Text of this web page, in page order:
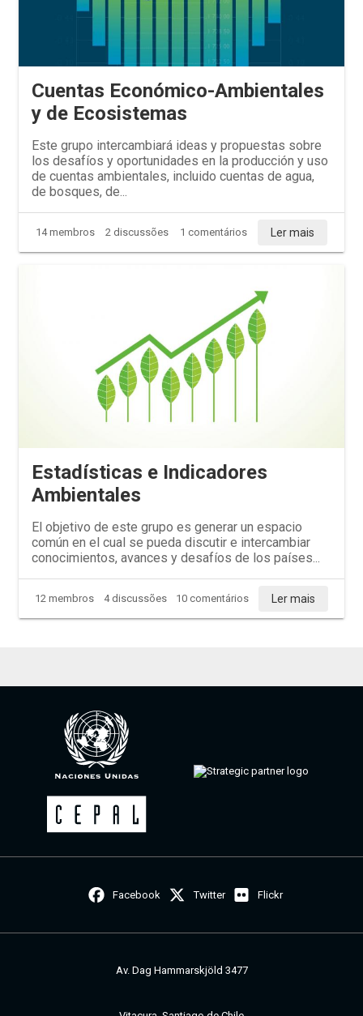
Cuentas Económico-Ambientales
y de Ecosistemas
Este grupo intercambiará ideas y propuestas sobre
los desafíos y oportunidades en la producción y uso
de cuentas ambientales, incluido cuentas de agua,
de bosques, de...
14 membros 2 discussões 1 comentários Ler mais
Estadísticas e Indicadores
Ambientales
El objetivo de este grupo es generar un espacio
común en el cual se pueda discutir e intercambiar
conocimientos, avances y desafíos de los países...
12 membros 4 discussões 10 comentários Ler mais
Facebook Twitter Flickr
Av. Dag Hammarskjöld 3477